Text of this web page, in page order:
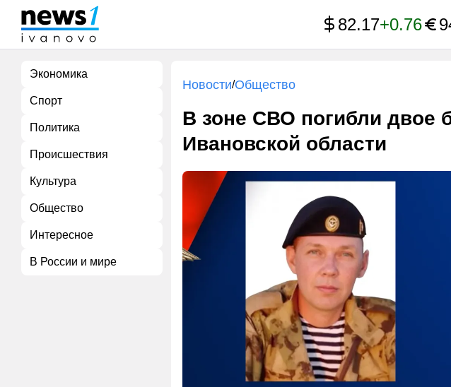
82.17+0.76
Экономика
Спорт
Политика
Происшествия
Культура
Общество
Интересное
В России и мире
Новости/Общество
В зоне СВО погибли двое
Ивановской области